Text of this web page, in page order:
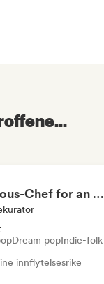
Your Sous-Chef for an Indie Evening
Dream popIndie-folk
innflytelsesrike